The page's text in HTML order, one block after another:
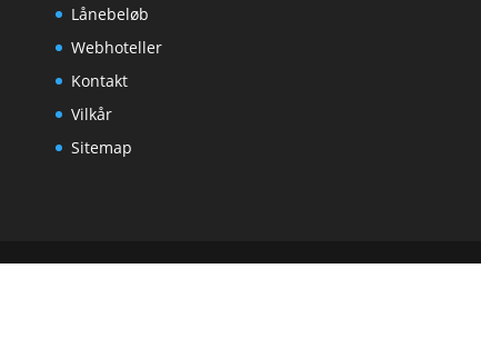
Lånebeløb
Webhoteller
Kontakt
Vilkår
Sitemap